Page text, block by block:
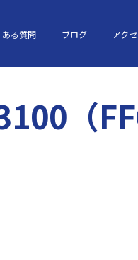
ある質問 ブログ アク
（